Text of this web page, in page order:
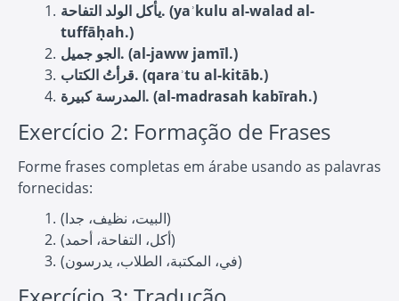
يأكل الولد التفاحة. (yaʾkulu al-walad al-
tuffāḥah.)
الجو جميل. (al-jaww jamīl.)
قرأتُ الكتاب. (qaraʾtu al-kitāb.)
المدرسة كبيرة. (al-madrasah kabīrah.)
Exercício 2: Formação de Frases
Forme frases completas em árabe usando as palavras
fornecidas:
(البيت، نظيف، جدا)
(أكل، التفاحة، أحمد)
(في، المكتبة، الطلاب، يدرسون)